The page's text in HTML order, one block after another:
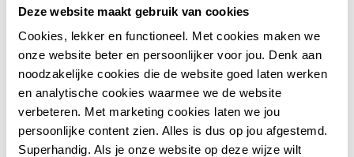
Deze website maakt gebruik van cookies
Cookies, lekker en functioneel. Met cookies maken we
onze website beter en persoonlijker voor jou. Denk aan
noodzakelijke cookies die de website goed laten werken
en analytische cookies waarmee we de website
verbeteren. Met marketing cookies laten we jou
persoonlijke content zien. Alles is dus op jou afgestemd.
Superhandig. Als je onze website op deze wijze wilt